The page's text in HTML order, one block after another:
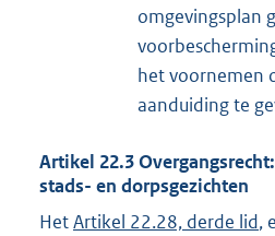
omgevingsplan
het voornemen
aanduiding te
Artikel 22.3
stads- en dorpsgezichten
HetArtikel 22.28, derde lid,